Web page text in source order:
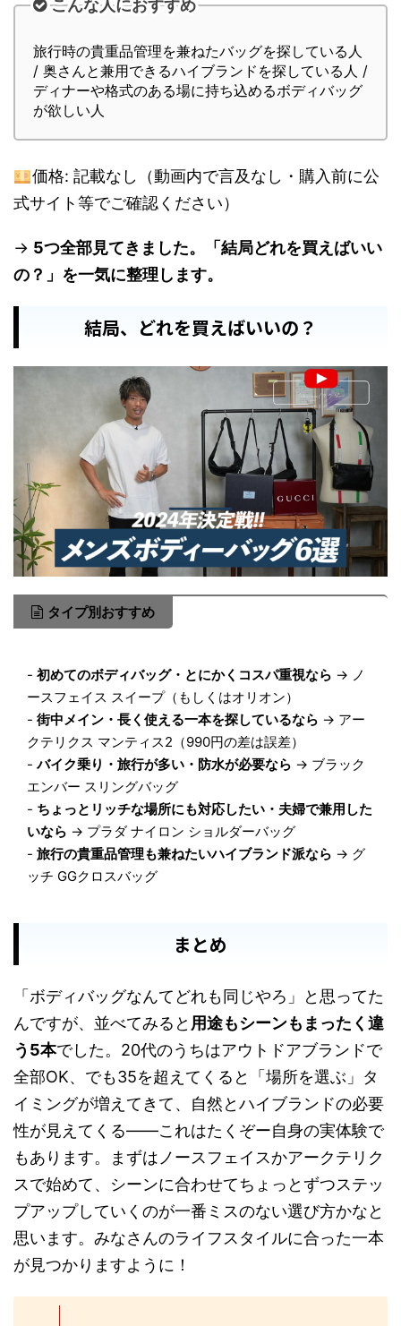
こんな人におすすめ
旅行時の貴重品管理を兼ねたバッグを探している人
/ 奥さんと兼用できるハイブランドを探している人 /
ディナーや格式のある場に持ち込めるボディバッグ
が欲しい人
価格: 記載なし（動画内で言及なし・購入前に公
式サイト等でご確認ください）
→ 5つ全部見てきました。「結局どれを買えばいい
の？」を一気に整理します。
結局、どれを買えばいいの？
タイプ別おすすめ
- 初めてのボディバッグ・とにかくコスパ重視なら → ノ
ースフェイス スイープ（もしくはオリオン）
- 街中メイン・長く使える一本を探しているなら → アー
クテリクス マンティス2（990円の差は誤差）
-バイク乗り・旅行が多い・防水が必要なら → ブラック
エンバー スリングバッグ
- ちょっとリッチな場所にも対応したい・夫婦で兼用した
いなら → プラダ ナイロン ショルダーバッグ
- 旅行の貴重品管理も兼ねたいハイブランド派なら → グ
ッチ GGクロスバッグ
まとめ
「ボディバッグなんてどれも同じやろ」と思ってた
んですが、並べてみると 用途もシーンもまったく違
う5本でした。20代のうちはアウトドアブランドで
全部OK、でも35を超えてくると「場所を選ぶ」タ
イミングが増えてきて、自然とハイブランドの必要
性が見えてくる——これはたくぞー自身の実体験で
もあります。まずはノースフェイスかアークテリク
スで始めて、シーンに合わせてちょっとずつステッ
プアップしていくのが一番ミスのない選び方かなと
思います。みなさんのライフスタイルに合った一本
が見つかりますように！